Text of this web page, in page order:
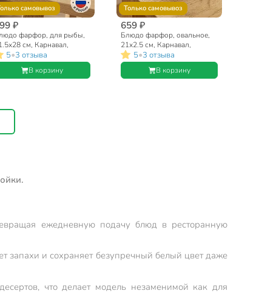
самовывоз
₽
фарфор, для рыбы,
см, Карнавал,
керамика,
5•3 отзыва
В корзину
Только самовывоз
659 ₽
Блюдо фарфор, овальное,
21х2.5 см, Карнавал,
Борисовская керамика,
ФРФ88815216
5•3 отзыва
В корзину
ежедневную подачу блюд в ресторанную
запахи и сохраняет безупречный белый цвет даже
что делает модель незаменимой как для